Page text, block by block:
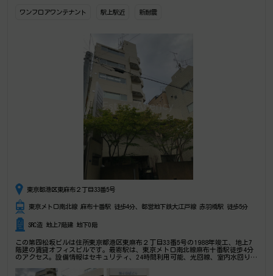
ワンフロアワンテナント 駅上駅近 新耐震
東京都港区東麻布２丁目33番5号
東京メトロ南北線 麻布十番駅 徒歩4分、都営地下鉄大江戸線 赤羽橋駅 徒歩5分
SRC造 地上7階建 地下0階
この第四松坂ビルは住所東京都港区東麻布２丁目33番5号の1988年竣工、地上7
階建の賃貸オフィスビルです。最寄駅は、東京メトロ南北線麻布十番駅徒歩4分
のアクセス。設備情報はセキュリティ、24時間利用可能、光回線、室内水回り、
事務所、オフィス移転、不動産の事なら何でもお気軽にご相談下さい。